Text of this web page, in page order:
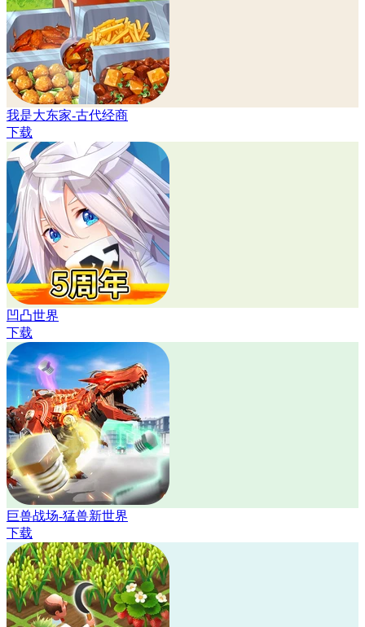
我是大东家-古代经商
下载
凹凸世界
下载
巨兽战场-猛兽新世界
下载